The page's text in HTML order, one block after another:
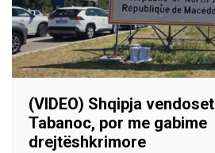
(VIDEO) Shqipja
Tabanoc, por me gabime
drejtëshkrimore